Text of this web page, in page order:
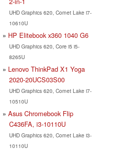
UHD Graphics 620, Comet Lake i7-
10610U
HP Elitebook x360 1040 G6
UHD Graphics 620, Core i5 i5-
8265U
Lenovo ThinkPad X1 Yoga
2020-20UCS03S00
UHD Graphics 620, Comet Lake i7-
10510U
Asus Chromebook Flip
C436FA, i3-10110U
UHD Graphics 620, Comet Lake i3-
10110U